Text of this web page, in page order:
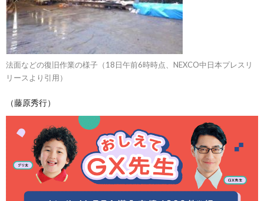
法面などの復旧作業の様子（18日午前6時時点、NEXCO中日本プレスリ
リースより引用）
（藤原秀行）